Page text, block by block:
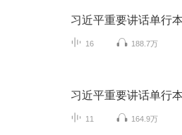
习近平重要讲话单行
16 188.7万
习近平重要讲话单行
11 164.9万